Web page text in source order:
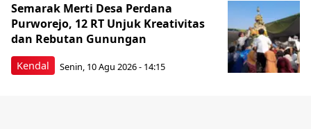
Kendal
Semarak Merti Desa Perdana
Purworejo, 12 RT Unjuk Kreativitas
dan Rebutan Gunungan
Senin, 10 Agu 2026 - 14:15